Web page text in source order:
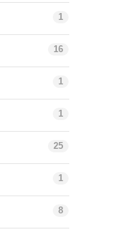
1
16
1
1
25
1
8